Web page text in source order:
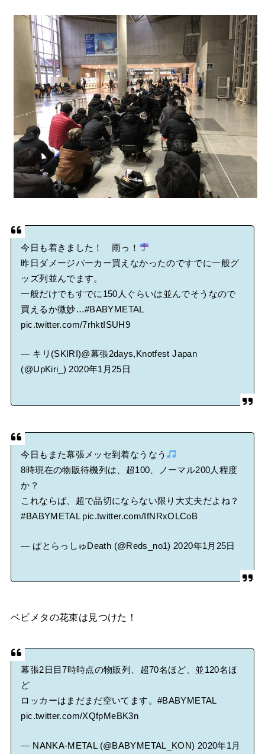
る人いる？ 【海外の反応】
BABYMETAL「CANNONBALL外伝」グッズ販売決定
タワーレコード新宿店にてBABYMETALのパネル展が開催中
Powered by livedoor 相互RSS
今日も着きました！ 雨っ！
昨日ダメージパーカー買えなかったのですでに一般グ
ッズ列並んでます。
一般だけでもすでに150人ぐらいは並んでそうなので
買えるか微妙…#BABYMETAL
pic.twitter.com/7rhktISUH9
— キリ(SKIRI)@幕張2days,Knotfest Japan
(@UpKiri_)2020年1月25日
今日もまた幕張メッセ到着なうなう
8時現在の物販待機列は、超100、ノーマル200人程度
か？
これならば、超で品切にならない限り大丈夫だよね？
#BABYMETAL pic.twitter.com/IfNRxOLCoB
— ぱとらっしゅDeath (@Reds_no1) 2020年1月25日
ベビメタの花束は見つけた！
幕張2日目7時時点の物販列、超70名ほど、並120名ほ
ど
ロッカーはまだまだ空いてます。 #BABYMETAL
pic.twitter.com/XQfpMeBK3n
— NANKA-METAL (@BABYMETAL_KON) 2020年1月